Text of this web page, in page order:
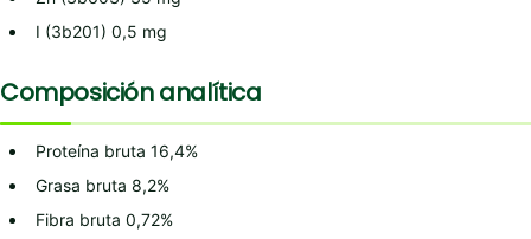
I (3b201) 0,5 mg
Composición analítica
Proteína bruta 16,4%
Grasa bruta 8,2%
Fibra bruta 0,72%